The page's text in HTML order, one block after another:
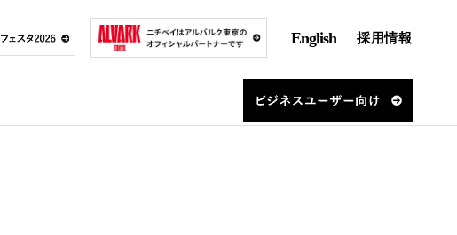
English 採用情報